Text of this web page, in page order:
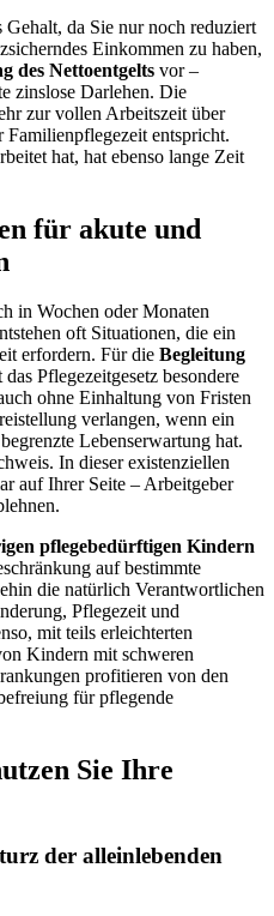
da Sie nur noch reduziert
Einkommen zu haben,
des Nettoentgelts vor –
zinslose Darlehen. Die
zur vollen Arbeitszeit über
Familienpflegezeit entspricht.
hat, hat ebenso lange Zeit
für akute und
in Wochen oder Monaten
oft Situationen, die ein
erfordern. Für die Begleitung
das Pflegezeitgesetz besondere
ohne Einhaltung von Fristen
verlangen, wenn ein
Lebenserwartung hat.
In dieser existenziellen
auf Ihrer Seite – Arbeitgeber
pflegebedürftigen Kindern
auf bestimmte
die natürlich Verantwortlichen
Pflegezeit und
mit teils erleichterten
Kindern mit schweren
profitieren von den
für pflegende
Sie Ihre
der alleinlebenden